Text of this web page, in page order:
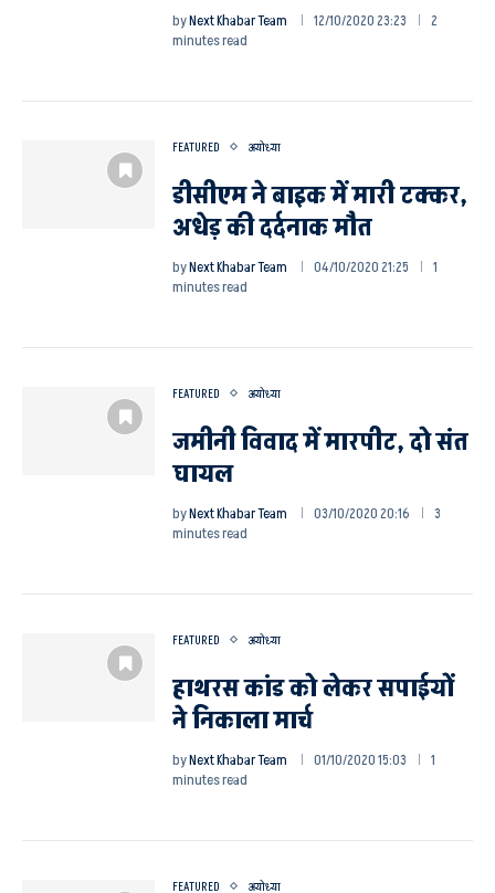
byNext Khabar Team 12/10/2020 23:23
2
minutes read
FEATURED अयोध्या
डीसीएम ने बाइक में मारी टक्कर,
अधेड़ की दर्दनाक मौत
byNext Khabar Team 04/10/2020 21:25
1
minutes read
FEATURED अयोध्या
जमीनी विवाद में मारपीट, दो संत
घायल
byNext Khabar Team 03/10/2020 20:16
3
minutes read
FEATURED अयोध्या
हाथरस कांड को लेकर सपाईयों
ने निकाला मार्च
byNext Khabar Team 01/10/2020 15:03
1
minutes read
FEATURED अयोध्या